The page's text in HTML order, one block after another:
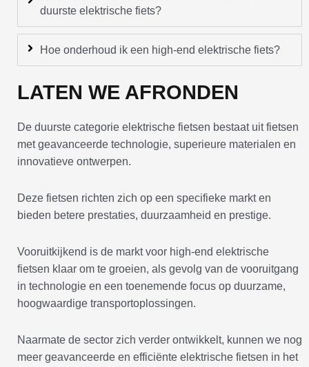
duurste elektrische fiets?
Hoe onderhoud ik een high-end elektrische fiets?
LATEN WE AFRONDEN
De duurste categorie elektrische fietsen bestaat uit fietsen
met geavanceerde technologie, superieure materialen en
innovatieve ontwerpen.
Deze fietsen richten zich op een specifieke markt en
bieden betere prestaties, duurzaamheid en prestige.
Vooruitkijkend is de markt voor high-end elektrische
fietsen klaar om te groeien, als gevolg van de vooruitgang
in technologie en een toenemende focus op duurzame,
hoogwaardige transportoplossingen.
Naarmate de sector zich verder ontwikkelt, kunnen we nog
meer geavanceerde en efficiënte elektrische fietsen in het